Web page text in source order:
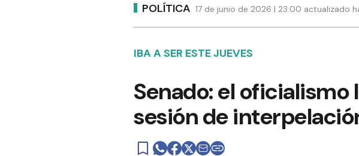
POLÍTICA 17 de junio de 2026 | 23:00 actualizado
IBA A SER ESTE JUEVES
Senado: el
sesión de